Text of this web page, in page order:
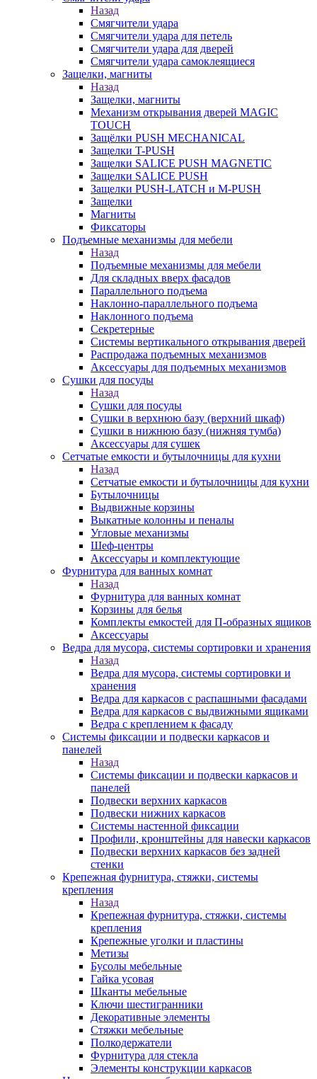
Назад
Смягчители удара
Смягчители удара для петель
Смягчители удара для дверей
Cмягчители удара самоклеящиеся
Защелки, магниты
Назад
Защелки, магниты
Механизм открывания дверей MAGIC
TOUCH
Защёлки PUSH MECHANICAL
Защелки T-PUSH
Защелки SALICE PUSH MAGNETIC
Защелки SALICE PUSH
Защелки PUSH-LATCH и M-PUSH
Защелки
Магниты
Фиксаторы
Подъемные механизмы для мебели
Назад
Подъемные механизмы для мебели
Для складных вверх фасадов
Параллельного подъема
Наклонно-параллельного подъема
Наклонного подъема
Секретерные
Системы вертикального открывания дверей
Распродажа подъемных механизмов
Аксессуары для подъемных механизмов
Сушки для посуды
Назад
Сушки для посуды
Сушки в верхнюю базу (верхний шкаф)
Сушки в нижнюю базу (нижняя тумба)
Аксессуары для сушек
Сетчатые емкости и бутылочницы для кухни
Назад
Сетчатые емкости и бутылочницы для кухни
Бутылочницы
Выдвижные корзины
Выкатные колонны и пеналы
Угловые механизмы
Шеф-центры
Аксессуары и комплектующие
Фурнитура для ванных комнат
Назад
Фурнитура для ванных комнат
Корзины для белья
Комплекты емкостей для П-образных ящиков
Аксессуары
Ведра для мусора, системы сортировки и хранения
Назад
Ведра для мусора, системы сортировки и
хранения
Ведра для каркасов с распашными фасадами
Ведра для каркасов с выдвижными ящиками
Ведра с креплением к фасаду
Системы фиксации и подвески каркасов и
панелей
Назад
Системы фиксации и подвески каркасов и
панелей
Подвески верхних каркасов
Подвески нижних каркасов
Системы настенной фиксации
Профили, кронштейны для навески каркасов
Подвески верхних каркасов без задней
стенки
Крепежная фурнитура, стяжки, системы
крепления
Назад
Крепежная фурнитура, стяжки, системы
крепления
Крепежные уголки и пластины
Метизы
Бусолы мебельные
Гайка усовая
Шканты мебельные
Ключи шестигранники
Декоративные элементы
Стяжки мебельные
Полкодержатели
Фурнитура для стекла
Элементы конструкции каркасов